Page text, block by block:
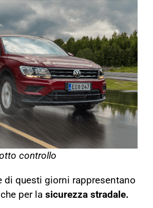
controllo
di questi giorni rappresentano
per la sicurezza stradale.